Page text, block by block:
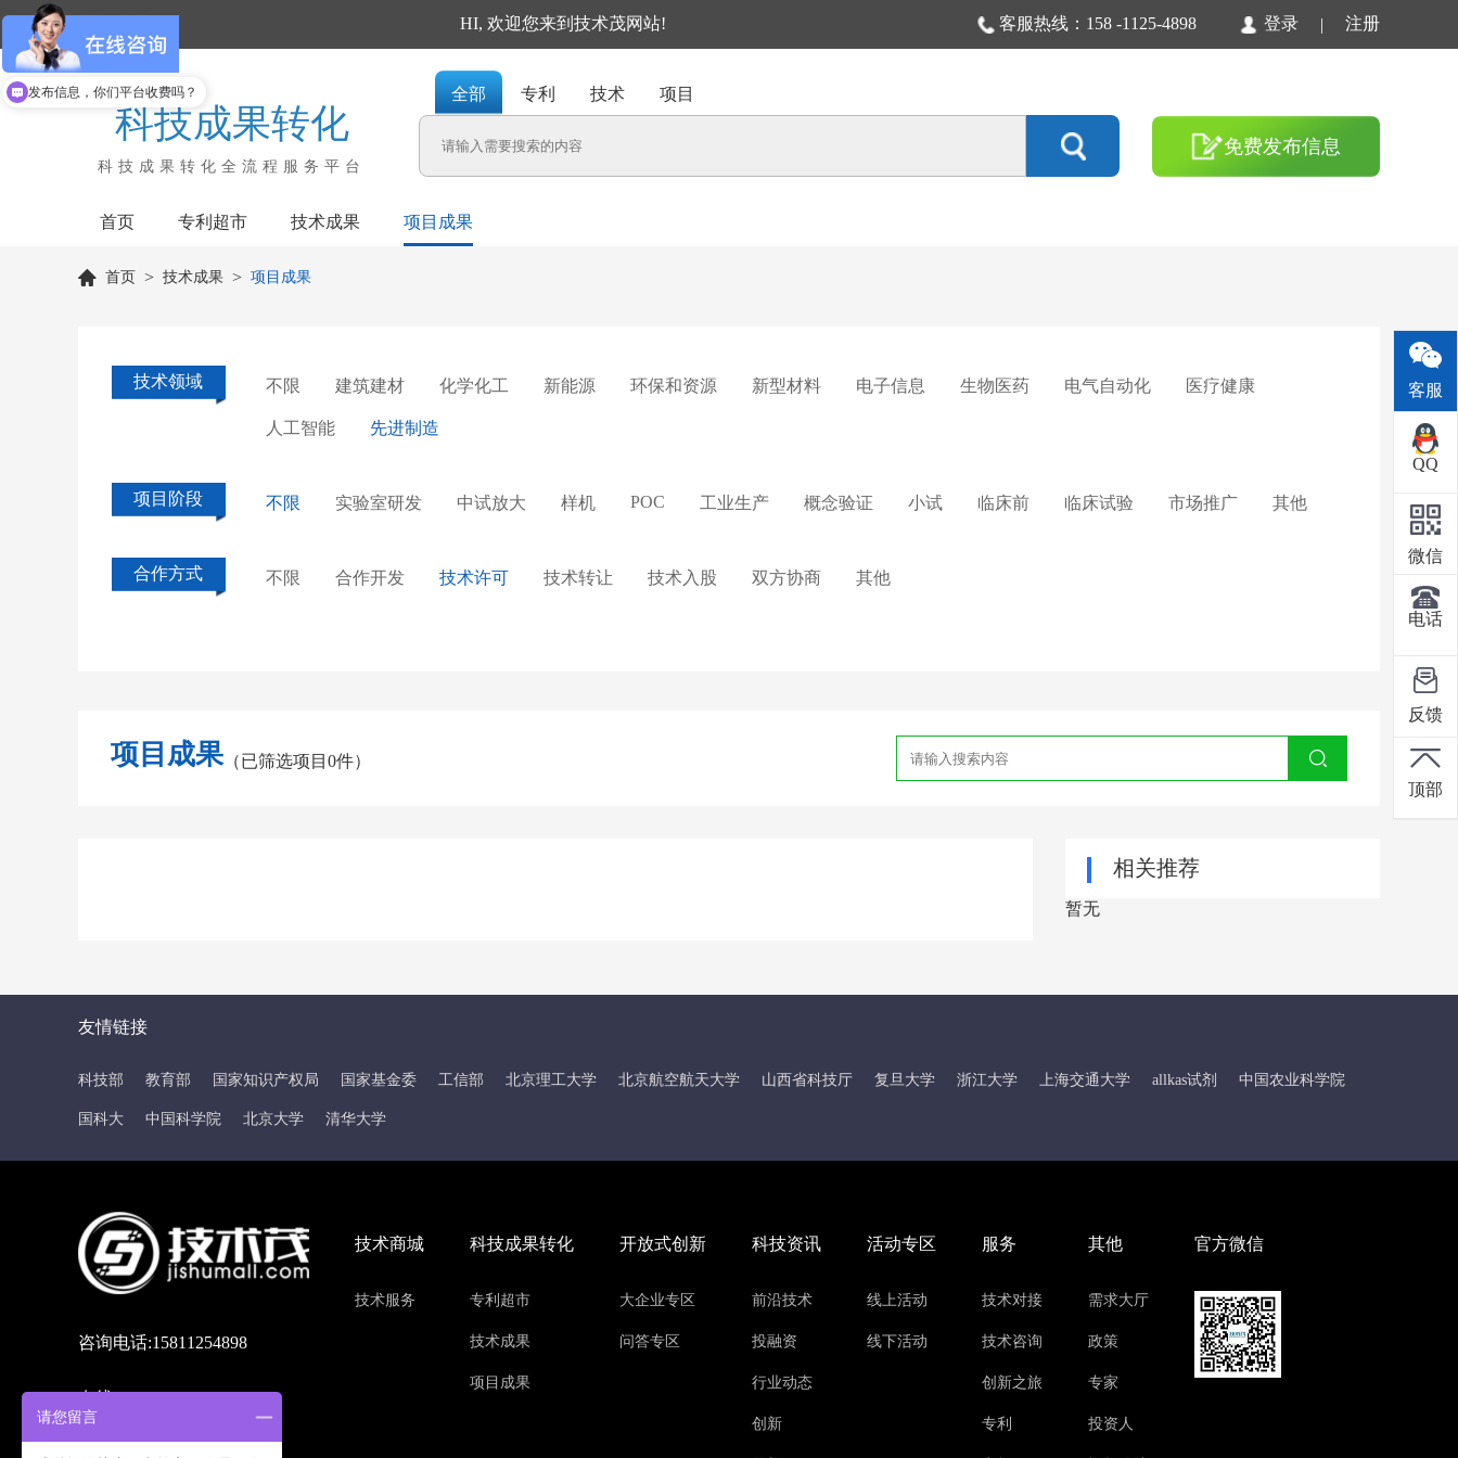
HI, 欢迎您来到技术茂网站! 客服热线：158 -1125-4898 登录 | 注册
科技成果转化
科技成果转化全流程服务平台
全部 专利 技术 项目
免费发布信息
首页 专利超市 技术成果 项目成果
首页 > 技术成果 > 项目成果
技术领域 不限 建筑建材 化学化工 新能源 环保和资源 新型材料 电子信息 生物医药 电气自动化 医疗健康
人工智能 先进制造
项目阶段 不限 实验室研发 中试放大 样机 POC 工业生产 概念验证 小试 临床前 临床试验 市场推广 其他
合作方式 不限 合作开发 技术许可 技术转让 技术入股 双方协商 其他
项目成果（已筛选项目0件）
相关推荐
暂无
友情链接
科技部 教育部 国家知识产权局 国家基金委 工信部 北京理工大学 北京航空航天大学 山西省科技厅 复旦大学 浙江大学 上海交通大学 allkas试剂 中国农业科学院
国科大 中国科学院 北京大学 清华大学
咨询电话:15811254898
在线QQ:214636032
联系地址:北京市海淀区
技术商城
技术服务
科技成果转化
专利超市
技术成果
项目成果
开放式创新
大企业专区
问答专区
科技资讯
前沿技术
投融资
行业动态
创新
活动专区
线上活动
线下活动
服务
技术对接
技术咨询
创新之旅
专利
其他
需求大厅
政策
专家
投资人
官方微信
客服
QQ
微信
电话
反馈
顶部
发布信息，你们平台收费吗？
请您留言